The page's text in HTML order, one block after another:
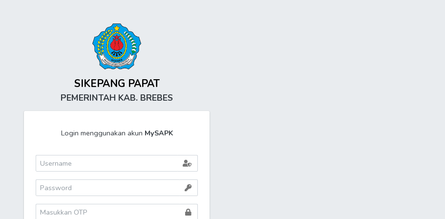
SIKEPANG PAPAT
PEMERINTAH KAB. BREBES
Login menggunakan akun MySAPK